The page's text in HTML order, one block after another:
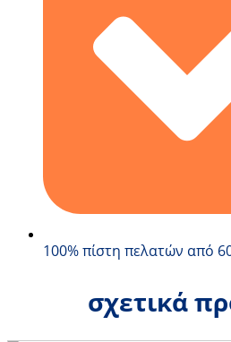
100% πίστη πελατών από
σχετικά